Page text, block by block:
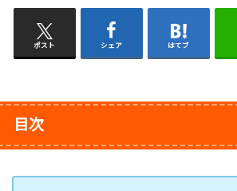
ポスト シェア はてブ
目次